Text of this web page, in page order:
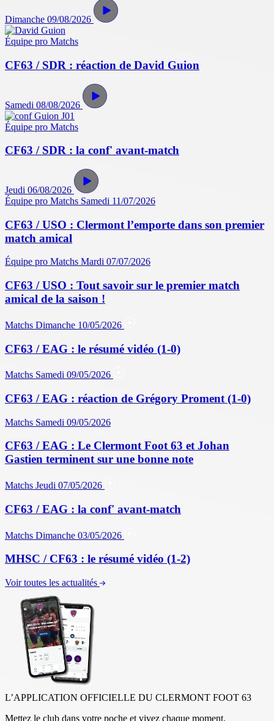
Dimanche 09/08/2026
Équipe pro Matchs
CF63 / SDR : réaction de David Guion
Samedi 08/08/2026
Équipe pro Matchs
CF63 / SDR : la conf' avant-match
Jeudi 06/08/2026
Équipe pro Matchs Samedi 11/07/2026
CF63 / USO : Clermont l’emporte dans son premier
match amical
Équipe pro Matchs Mardi 07/07/2026
CF63 / USO : Tout savoir sur le premier match
amical de la saison !
Matchs Dimanche 10/05/2026
CF63 / EAG : le résumé vidéo (1-0)
Matchs Samedi 09/05/2026
CF63 / EAG : réaction de Grégory Proment (1-0)
Matchs Samedi 09/05/2026
CF63 / EAG : Le Clermont Foot 63 et Johan
Gastien terminent sur une bonne note
Matchs Jeudi 07/05/2026
CF63 / EAG : la conf' avant-match
Matchs Dimanche 03/05/2026
MHSC / CF63 : le résumé vidéo (1-2)
Voir toutes les actualités
L’APPLICATION OFFICIELLE DU CLERMONT FOOT 63
Mettez le club dans votre poche et vivez chaque moment.